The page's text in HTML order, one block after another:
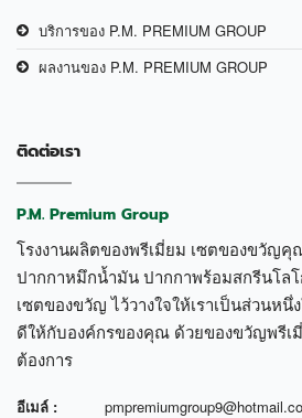
บริการของ P.M. PREMIUM GROUP
ผลงานของ P.M. PREMIUM GROUP
ติดต่อเรา
P.M. Premium Group
โรงงานผลิตของพรีเมี่ยม เซตของขวัญ
ปากกาหมึกน้ำมัน ปากกาพร้อมสกรีนโล
เซตของขวัญ ไว้วางใจให้เราเป็นส่วนห
ดีให้กับองค์กรของคุณ ด้วยของขวัญพรี
ต้องการ
อีเมล์ :